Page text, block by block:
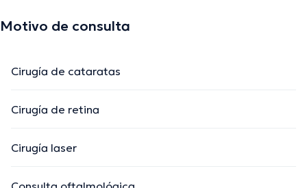
Motivo de consulta
Cirugía de cataratas
Cirugía de retina
Cirugía laser